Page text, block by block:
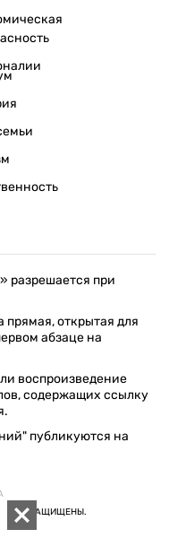
разрешается при
открытая для
абзаце на
воспроизведение
содержащих ссылку
публикуются на
ПРАВА ЗАЩИЩЕНЫ.